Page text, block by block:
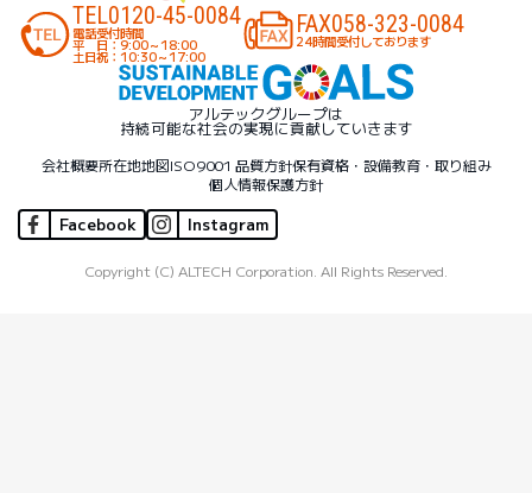
TEL0120-45-0084
電話受付時間
平 日：9:00～18:00
土日祝：10:30～17:00
FAX058-323-0084
24時間受付しております
アルテックグループは
持続可能な社会の実現に貢献していきます
会社概要所在地地図ISO9001 品質方針保有資格・設備教育・取り組み
個人情報保護方針
Facebook Instagram
Copyright (C) ALTECH Corporation. All Rights Reserved.